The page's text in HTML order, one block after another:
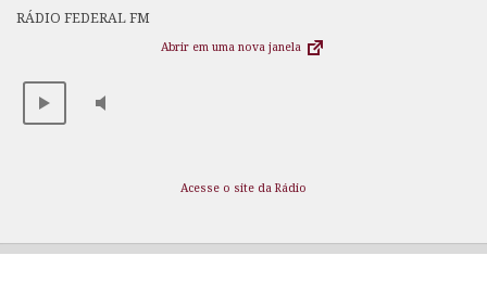
RÁDIO FEDERAL FM
Abrir em uma nova janela
Acesse o site da Rádio